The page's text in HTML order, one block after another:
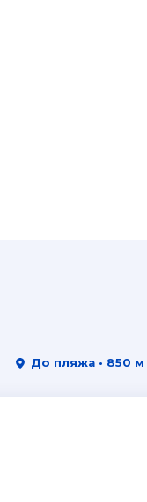
До пляжа • 850 м